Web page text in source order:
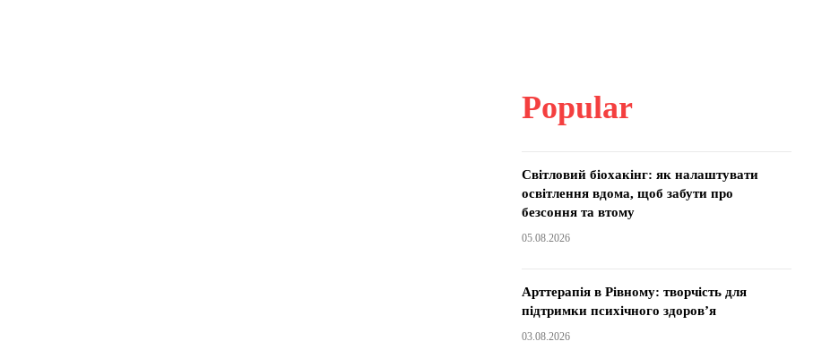
Popular
Світловий біохакінг: як налаштувати
освітлення вдома, щоб забути про
безсоння та втому
05.08.2026
Арттерапія в Рівному: творчість для
підтримки психічного здоров’я
03.08.2026